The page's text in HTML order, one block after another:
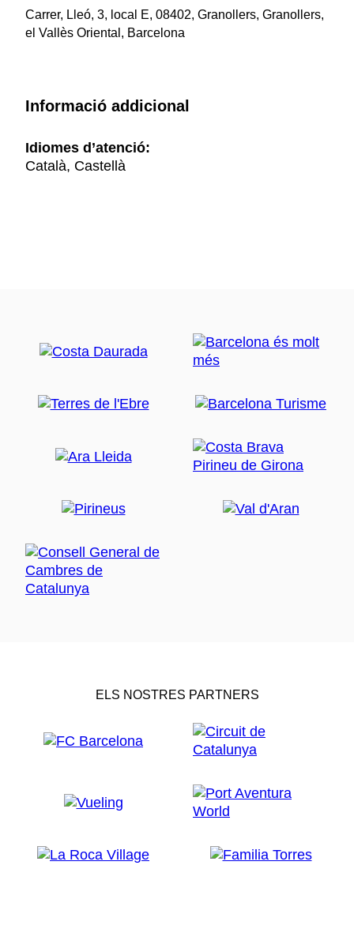
Carrer, Lleó, 3, local E, 08402, Granollers, Granollers,
el Vallès Oriental, Barcelona
Informació addicional
Idiomes d’atenció:
Català, Castellà
ELS NOSTRES PARTNERS